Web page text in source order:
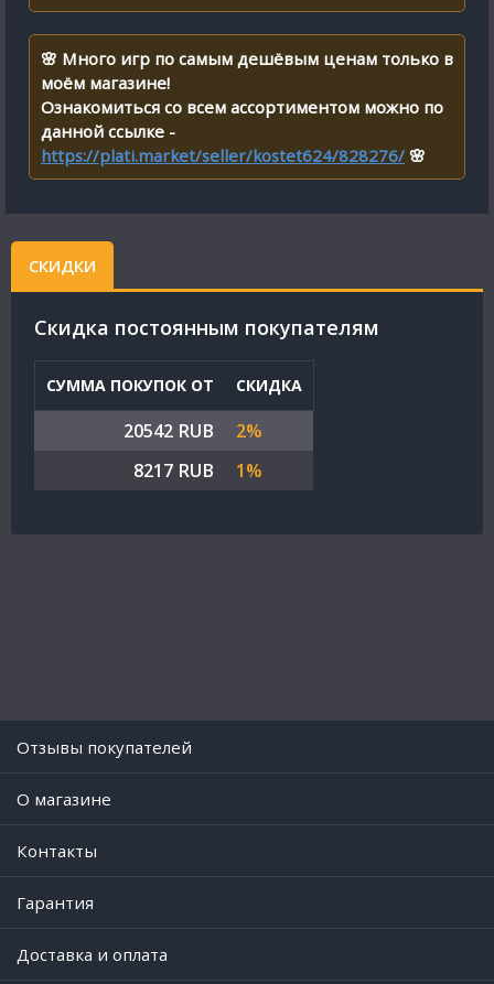
🌸 Много игр по самым дешёвым ценам только в
моём магазине!
Ознакомиться со всем ассортиментом можно по
данной ссылке -
https://plati.market/seller/kostet624/828276/ 🌸
СКИДКИ
Cкидка постоянным покупателям
СУММА ПОКУПОК ОТ СКИДКА
20542 RUB
2%
8217 RUB
1%
Отзывы покупателей
O магазине
Контакты
Гарантия
Доставка и оплата